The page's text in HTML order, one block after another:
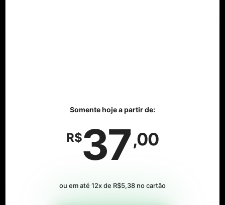
Somente hoje a partir de:
R$37,00
ou em até 12x de R$5,38 no cartão